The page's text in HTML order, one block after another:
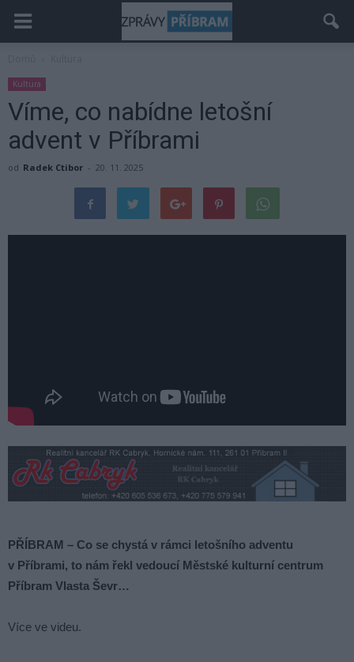
Kultura
Víme, co nabídne letošní
advent v Příbrami
od Radek Ctibor - 20. 11. 2025
PŘÍBRAM – Co se chystá v rámci letošního adventu
v Příbrami, to nám řekl vedoucí Městské kulturní centrum
Příbram Vlasta Ševr…
Více ve videu.